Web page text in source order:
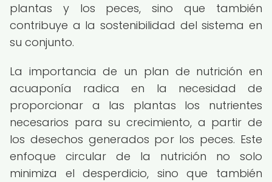
plantas y los peces, sino que también
contribuye a la sostenibilidad del sistema en
su conjunto.
La importancia de un plan de nutrición en
acuaponía radica en la necesidad de
proporcionar a las plantas los nutrientes
necesarios para su crecimiento, a partir de
los desechos generados por los peces. Este
enfoque circular de la nutrición no solo
minimiza el desperdicio, sino que también